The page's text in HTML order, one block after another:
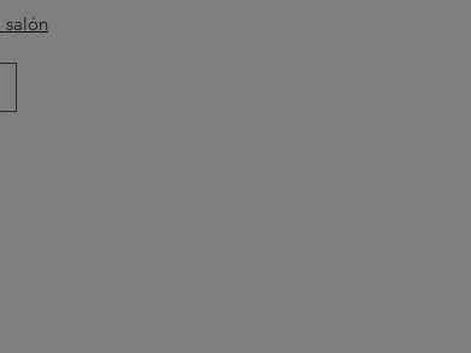
ojos, enjuague de
para hidratar el cuero
Previene futuras roturas.
PEG-40